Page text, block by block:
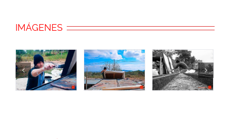
IMÁGENES